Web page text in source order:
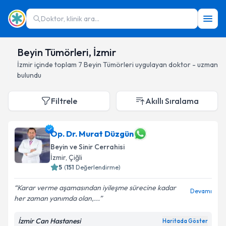
Doktor, klinik ara...
Beyin Tümörleri, İzmir
İzmiriçinde toplam 7 Beyin Tümörleri uygulayan doktor - uzman
bulundu
Filtrele Akıllı Sıralama
Op. Dr. Murat Düzgün
Beyin ve Sinir Cerrahisi
İzmir, Çiğli
5 (151 Değerlendirme)
Karar verme aşamasından iyileşme sürecine kadar
her zaman yanımda olan,...
Devamı
İzmir Can Hastanesi Haritada Göster